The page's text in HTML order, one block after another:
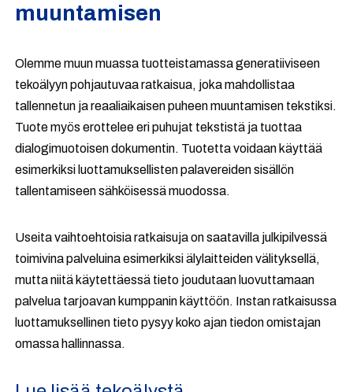
muuntamisen
Olemme muun muassa tuotteistamassa generatiiviseen
tekoälyyn pohjautuvaa ratkaisua, joka mahdollistaa
tallennetun ja reaaliaikaisen puheen muuntamisen tekstiksi.
Tuote myös erottelee eri puhujat tekstistä ja tuottaa
dialogimuotoisen dokumentin. Tuotetta voidaan käyttää
esimerkiksi luottamuksellisten palavereiden sisällön
tallentamiseen sähköisessä muodossa.
Useita vaihtoehtoisia ratkaisuja on saatavilla julkipilvessä
toimivina palveluina esimerkiksi älylaitteiden välityksellä,
mutta niitä käytettäessä tieto joudutaan luovuttamaan
palvelua tarjoavan kumppanin käyttöön. Instan ratkaisussa
luottamuksellinen tieto pysyy koko ajan tiedon omistajan
omassa hallinnassa.